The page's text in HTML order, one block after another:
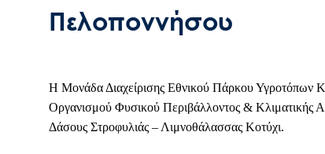
Πελοποννήσου
Η Μονάδα Διαχείρισης Εθνικού Πάρκου Υγροτόπων
Οργανισμού Φυσικού Περιβάλλοντος &
Δάσους Στροφυλιάς – Λιμνοθάλασσας Κοτύχι.